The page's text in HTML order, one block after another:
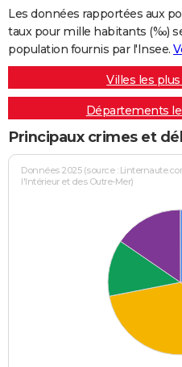
Les données rapportées aux
taux pour mille habitants (‰)
population fournis par l'Insee.
Villes les
Départements
Principaux crimes et
Données 2025 (source :
l'Intérieur et des Outre-Mer)